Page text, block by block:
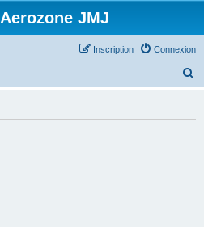
JMJ
Connexion
Inscription